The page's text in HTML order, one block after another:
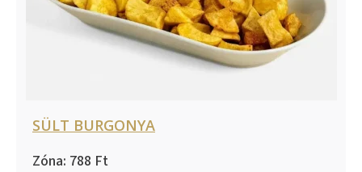
SÜLT BURGONYA
788